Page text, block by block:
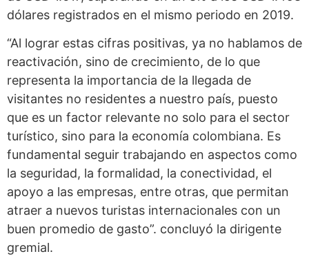
dólares registrados en el mismo periodo en 2019.
“Al lograr estas cifras positivas, ya no hablamos de
reactivación, sino de crecimiento, de lo que
representa la importancia de la llegada de
visitantes no residentes a nuestro país, puesto
que es un factor relevante no solo para el sector
turístico, sino para la economía colombiana. Es
fundamental seguir trabajando en aspectos como
la seguridad, la formalidad, la conectividad, el
apoyo a las empresas, entre otras, que permitan
atraer a nuevos turistas internacionales con un
buen promedio de gasto”. concluyó la dirigente
gremial.